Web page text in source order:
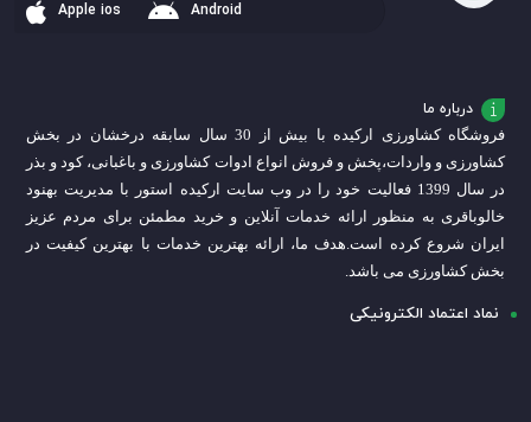
Apple ios Android
درباره ما
فروشگاه کشاورزی ارکیده با بیش از 30 سال سابقه درخشان در بخش
کشاورزی و واردات،پخش و فروش انواع ادوات کشاورزی و باغبانی، کود و بذر
در سال 1399 فعالیت خود را در وب سایت ارکیده استور با مدیریت بهنود
خالوباقری به منظور ارائه خدمات آنلاین و خرید مطمئن برای مردم عزیز
ایران شروع کرده است.هدف ما، ارائه بهترین خدمات با بهترین کیفیت در
بخش کشاورزی می باشد.
نماد اعتماد الکترونیکی